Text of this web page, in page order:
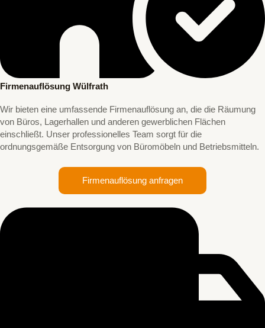
Firmenauflösung Wülfrath
Wir bieten eine umfassende Firmenauflösung an, die die Räumung
von Büros, Lagerhallen und anderen gewerblichen Flächen
einschließt. Unser professionelles Team sorgt für die
ordnungsgemäße Entsorgung von Büromöbeln und Betriebsmitteln.
Firmenauflösung anfragen